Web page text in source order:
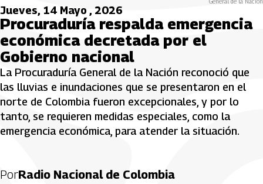
Jueves, 14 Mayo , 2026
Procuraduría respalda emergencia
económica decretada por el
Gobierno nacional
La Procuraduría General de la Nación reconoció que
las lluvias e inundaciones que se presentaron en el
norte de Colombia fueron excepcionales, y por lo
tanto, se requieren medidas especiales, como la
emergencia económica, para atender la situación.
PorRadio Nacional de Colombia